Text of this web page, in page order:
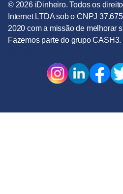
© 2026 iDinheiro. Todos os
Internet LTDA sob o CNPJ
2020 com a missão de melhorar
Fazemos parte do grupo